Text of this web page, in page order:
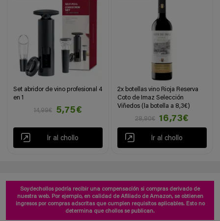
Set abridor de vino profesional 4
en 1
14,99€
5,75€
Ir al chollo
2x botellas vino Rioja Reserva
Coto de Imaz Selección
Viñedos (la botella a 8,3€)
28,90€
16,73€
Ir al chollo
Soydechollos podría recibir una compensación si compras derivado de
nuestra web. Por ejemplo, en calidad de Afiliado de Amazon, se obtienen
ingresos por compras adscritas que cumplen requisitos aplicables. Esto no
determina que chollos se publican.